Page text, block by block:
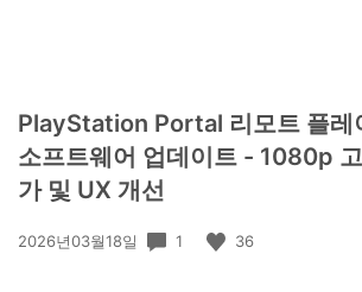
PlayStation Portal 리모트 플레
소프트웨어 업데이트 - 1080p
가 및 UX 개선
공
2026년03월18일 1 36